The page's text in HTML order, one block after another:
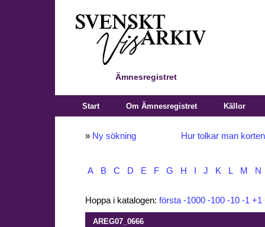
Ämnesregistret
Start Om Ämnesregistret Källor
» Ny sökning Hur tolkar man
A B C D E F G H J K L M N
Hoppa i katalogen: första -1000 -100 -10 -1 +1
AREG07_0666